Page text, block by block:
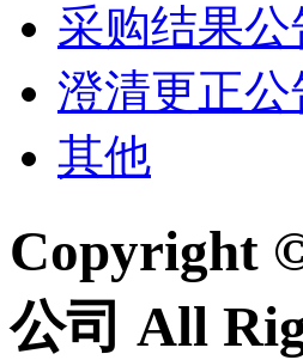
采购结果公
澄清更正公
其他
Copyright
公司 All